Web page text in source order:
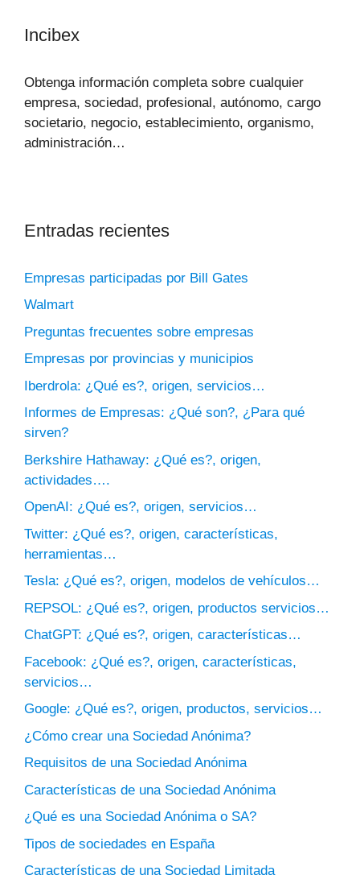
Incibex
Obtenga información completa sobre cualquier
empresa, sociedad, profesional, autónomo, cargo
societario, negocio, establecimiento, organismo,
administración…
Entradas recientes
Empresas participadas por Bill Gates
Walmart
Preguntas frecuentes sobre empresas
Empresas por provincias y municipios
Iberdrola: ¿Qué es?, origen, servicios…
Informes de Empresas: ¿Qué son?, ¿Para qué
sirven?
Berkshire Hathaway: ¿Qué es?, origen,
actividades….
OpenAI: ¿Qué es?, origen, servicios…
Twitter: ¿Qué es?, origen, características,
herramientas…
Tesla: ¿Qué es?, origen, modelos de vehículos…
REPSOL: ¿Qué es?, origen, productos servicios…
ChatGPT: ¿Qué es?, origen, características…
Facebook: ¿Qué es?, origen, características,
servicios…
Google: ¿Qué es?, origen, productos, servicios…
¿Cómo crear una Sociedad Anónima?
Requisitos de una Sociedad Anónima
Características de una Sociedad Anónima
¿Qué es una Sociedad Anónima o SA?
Tipos de sociedades en España
Características de una Sociedad Limitada